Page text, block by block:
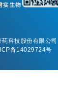
实生物
科技股份有限公
备14029724号